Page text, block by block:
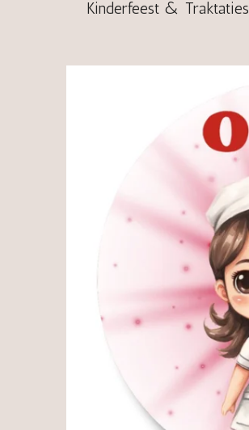
Kinderfeest & Traktaties